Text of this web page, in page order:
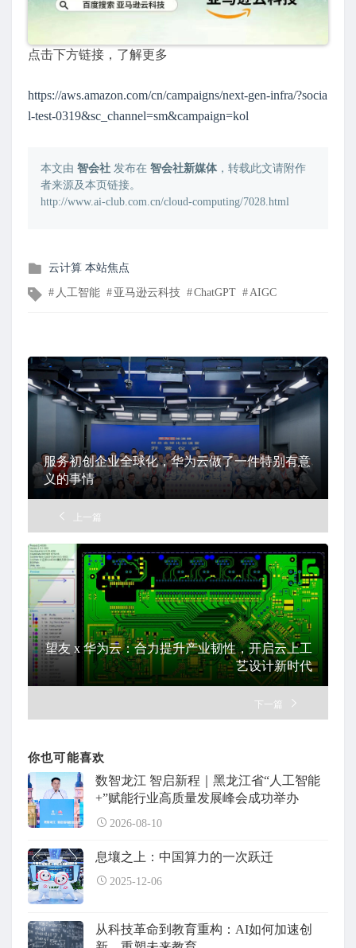
点击下方链接，了解更多
https://aws.amazon.com/cn/campaigns/next-gen-infra/?socia
l-test-0319&sc_channel=sm&campaign=kol
本文由 智会社 发布在 智会社新媒体，转载此文请附作
者来源及本页链接。
http://www.ai-club.com.cn/cloud-computing/7028.html
发
在
云计算 本站焦点
文 人工智能 亚马逊云科技 ChatGPT AIGC
服务初创企业全球化，华为云做了一件特别有意
义的事情
上一篇
望友 x 华为云：合力提升产业韧性，开启云上工
艺设计新时代
下一篇
你也可能喜欢
数智龙江 智启新程｜黑龙江省“人工智能
+”赋能行业高质量发展峰会成功举办
2026-08-10
息壤之上：中国算力的一次跃迁
2025-12-06
从科技革命到教育重构：AI如何加速创